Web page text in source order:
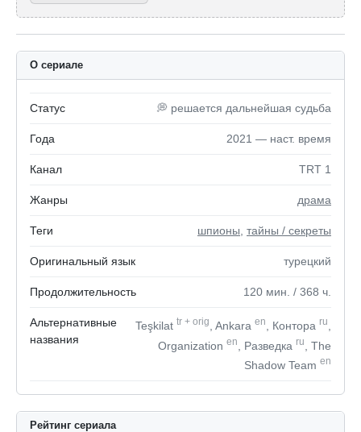
О сериале
Статус 💭 решается дальнейшая судьба
Года 2021 — наст. время
Канал TRT 1
Жанры драма
Теги шпионы тайны / секреты
Оригинальный язык турецкий
Продолжительность 120 мин. / 368 ч.
Альтернативные
названия
Teşkilat tr + orig , Ankara en , Контора ru
Organization en , Разведка ru
, The
Shadow Team en
Рейтинг сериала